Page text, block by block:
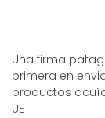
Una firma
primera en
productos
UE